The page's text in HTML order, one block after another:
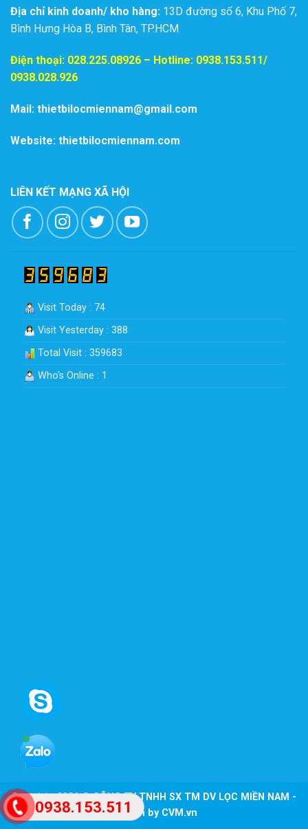
0938.153.511
Địa chỉ kinh doanh/ kho hàng: 13D đường số 6, Khu Phố 7,
Bình Hưng Hòa B, Bình Tân, TP.HCM
Điện thoại: 028.225.08926 – Hotline: 0938.153.511/
0938.028.926
Mail: thietbilocmiennam@gmail.com
Website: thietbilocmiennam.com
LIÊN KẾT MẠNG XÃ HỘI
Visit Today : 74
Visit Yesterday : 388
Total Visit : 359683
Who's Online : 1
Copyright 2026 ©CÔNG TY TNHH SX TM DV LỌC MIỀN NAM -
Design by CVM.vn